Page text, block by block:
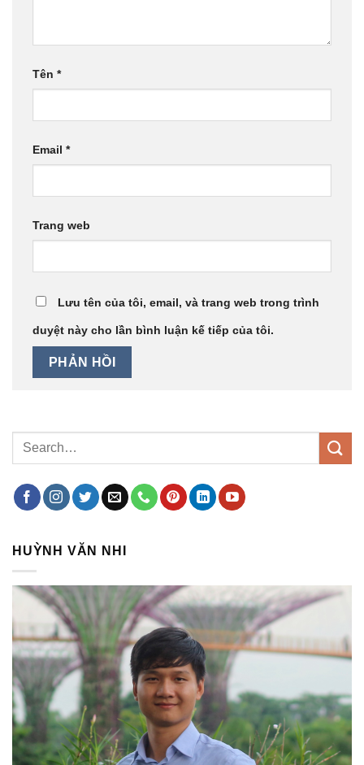
Tên *
Email *
Trang web
Lưu tên của tôi, email, và trang web trong trình
duyệt này cho lần bình luận kế tiếp của tôi.
HUỲNH VĂN NHI